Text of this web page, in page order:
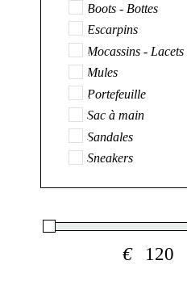
Boots - Bottes
Escarpins
Mocassins - Lacets
Mules
Portefeuille
Sac à main
Sandales
Sneakers
€